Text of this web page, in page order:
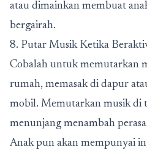
atau dimainkan membuat
bergairah.
8. Putar Musik Ketika
Cobalah untuk memutarkan
rumah, memasak di dapur
mobil. Memutarkan musik di
menunjang menambah
Anak pun akan mempunyai